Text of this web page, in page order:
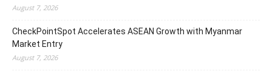
August 7, 2026
CheckPointSpot Accelerates ASEAN Growth with Myanmar
Market Entry
August 7, 2026